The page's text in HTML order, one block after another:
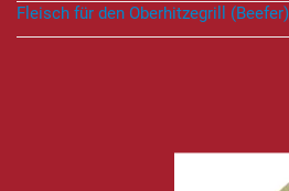
Fleisch für den Oberhitzegrill (Beefer)